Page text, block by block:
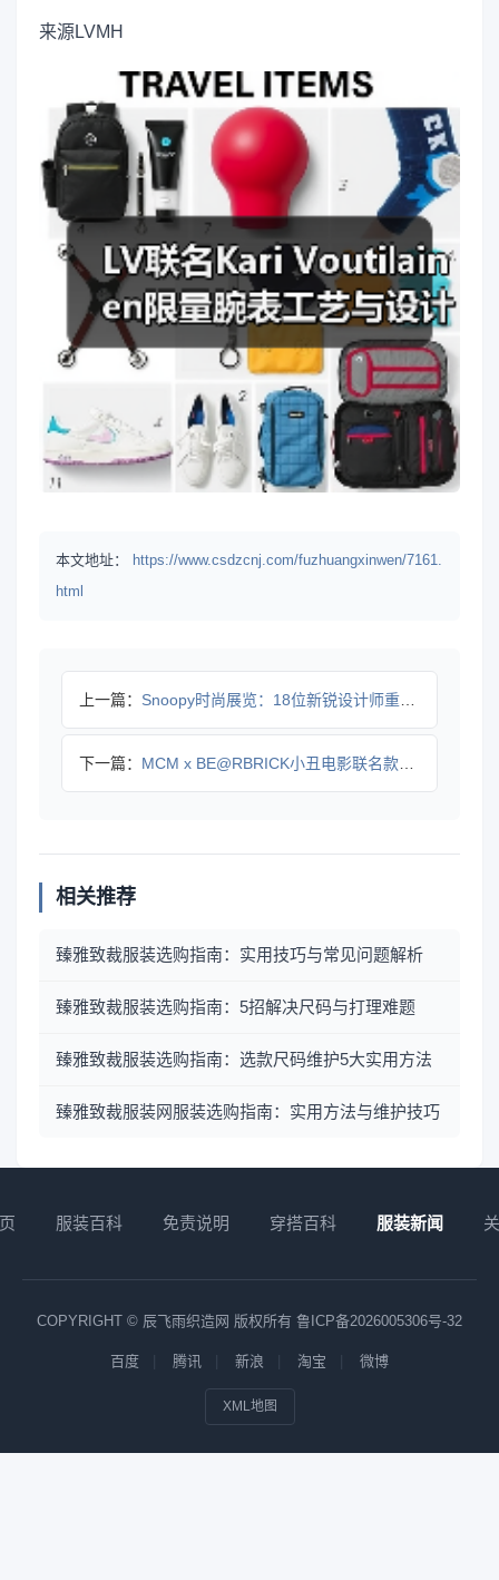
来源LVMH
本文地址：
https://www.csdzcnj.com/fuzhuangxinwen/7161.
html
上一篇： Snoopy时尚展览：18位新锐设计师重塑经典角色
下一篇： MCM x BE@RBRICK小丑电影联名款登场
相关推荐
臻雅致裁服装选购指南：实用技巧与常见问题解析
臻雅致裁服装选购指南：5招解决尺码与打理难题
臻雅致裁服装选购指南：选款尺码维护5大实用方法
臻雅致裁服装网服装选购指南：实用方法与维护技巧
服装百科 免责说明 穿搭百科 服装新闻
COPYRIGHT © 辰飞雨织造网 版权所有 鲁ICP备2026005306号-32
百度 腾讯 新浪 淘宝 微博
XML地图